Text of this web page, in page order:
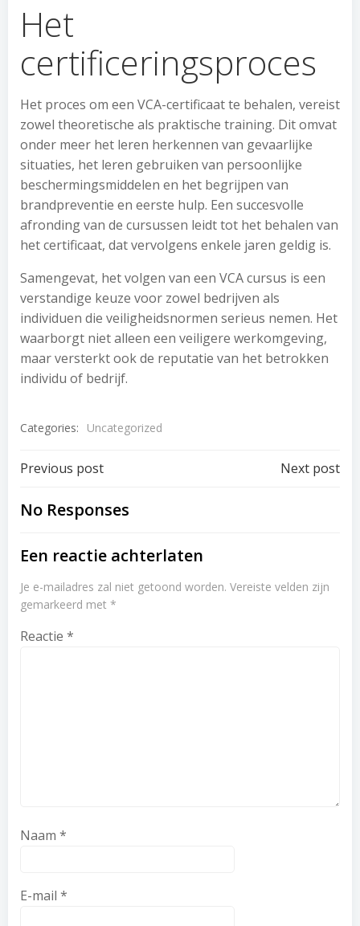
Het
certificeringsproces
Het proces om een VCA-certificaat te behalen, vereist
zowel theoretische als praktische training. Dit omvat
onder meer het leren herkennen van gevaarlijke
situaties, het leren gebruiken van persoonlijke
beschermingsmiddelen en het begrijpen van
brandpreventie en eerste hulp. Een succesvolle
afronding van de cursussen leidt tot het behalen van
het certificaat, dat vervolgens enkele jaren geldig is.
Samengevat, het volgen van een VCA cursus is een
verstandige keuze voor zowel bedrijven als
individuen die veiligheidsnormen serieus nemen. Het
waarborgt niet alleen een veiligere werkomgeving,
maar versterkt ook de reputatie van het betrokken
individu of bedrijf.
Categories: Uncategorized
Post
navigation
Previous post Next post
No Responses
Een reactie achterlaten
Je e-mailadres zal niet getoond worden. Vereiste velden zijn
gemarkeerd met *
Reactie *
Naam *
E-mail *